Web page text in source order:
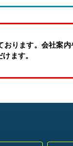
ります。会社案内
ます。